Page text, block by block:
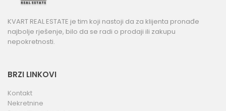
KVART REAL ESTATE je tim koji nastoji da za klijenta pronađe
najbolje rješenje, bilo da se radi o prodaji ili zakupu
nepokretnosti.
BRZI LINKOVI
Kontakt
Nekretnine